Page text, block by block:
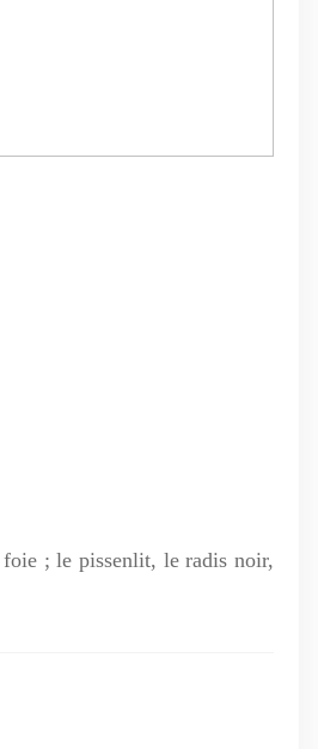
; le pissenlit, le radis noir,